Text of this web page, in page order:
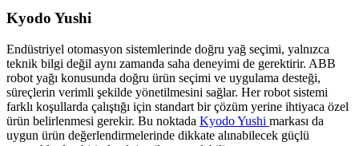
Kyodo Yushi
Endüstriyel otomasyon sistemlerinde doğru yağ seçimi, yalnızca
teknik bilgi değil aynı zamanda saha deneyimi de gerektirir. ABB
robot yağı konusunda doğru ürün seçimi ve uygulama desteği,
süreçlerin verimli şekilde yönetilmesini sağlar. Her robot sistemi
farklı koşullarda çalıştığı için standart bir çözüm yerine ihtiyaca özel
ürün belirlenmesi gerekir. Bu noktada Kyodo Yushi markası da
uygun ürün değerlendirmelerinde dikkate alınabilecek güçlü